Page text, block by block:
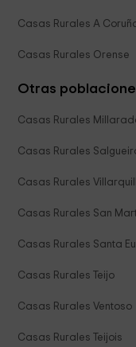
Casas Rurales A
Casas Rurales Orense
Otras
Casas Rurales
Casas Rurales
Casas Rurales
Casas Rurales San
Casas Rurales Santa
Casas Rurales Teijo
Casas Rurales Ventoso
Casas Rurales Teijois